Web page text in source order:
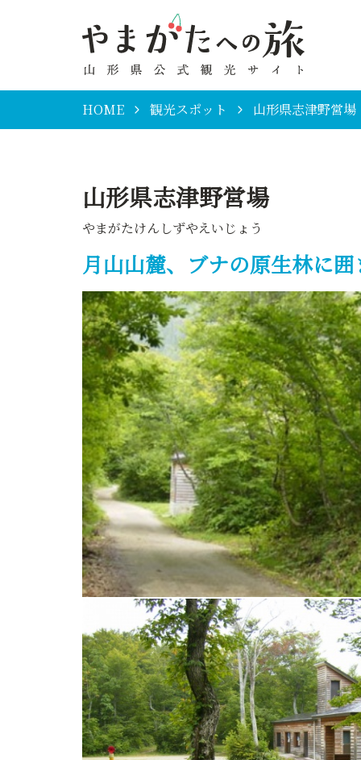
HOME 観光スポット 山形県志津野営場
山形県志津野営場
やまがたけんしずやえいじょう
月山山麓、ブナの原生林に